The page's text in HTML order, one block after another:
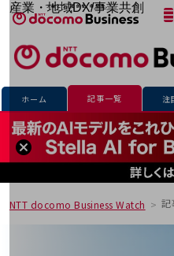
産業・地域DX/事業共創
OPEN HUB for Plural Futures
自律・分散・協調型社会の実現を目指
「社会可能性」を探究・実装する事
OPEN HUB for Plural Futuresとは
イベント/ウェビナー
記事コンテンツ
プレイヤー(カタリスト/パートナ
事例
Smart World
産業・地域DXプラットフォーマーと
企業と地域が持続成長する社会を目指
Smart City
Smart Education
サイト内検索
開く
メニュー
開く
フリーワードを入力して探す
フリーワードでNTTドコモビジ
ホーム 記事一覧 注
NTT docomo Business Watch 記